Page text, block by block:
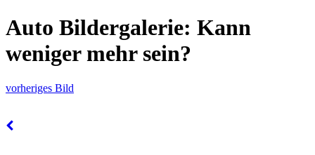
Auto Bildergalerie: Kann
weniger mehr sein?
vorheriges Bild